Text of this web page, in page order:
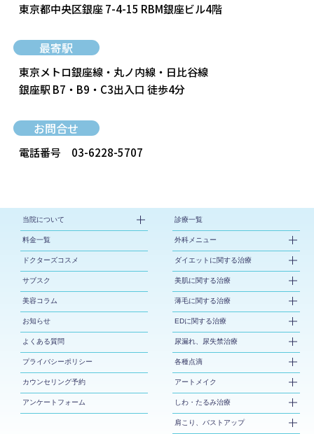
東京都中央区銀座 7-4-15 RBM銀座ビル4階
最寄駅
東京メトロ銀座線・丸ノ内線・日比谷線
銀座駅 B7・B9・C3出入口 徒歩4分
お問合せ
電話番号 03-6228-5707
当院について
料金一覧
ドクターズコスメ
サブスク
美容コラム
お知らせ
よくある質問
プライバシーポリシー
カウンセリング予約
アンケートフォーム
診療一覧
外科メニュー
ダイエットに関する治療
美肌に関する治療
薄毛に関する治療
EDに関する治療
尿漏れ、尿失禁治療
各種点滴
アートメイク
しわ・たるみ治療
肩こり、バストアップ